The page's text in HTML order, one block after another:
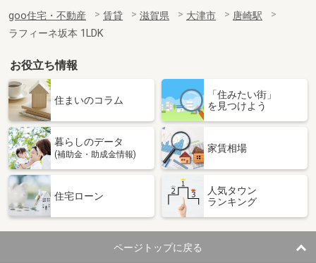
goo住宅・不動産 賃貸 滋賀県 大津市
唐崎駅
ラフィーネ坂本 1LDK
お役立ち情報
住まいのコラム
「住みたい街」
を見つけよう
暮らしのデータ
(補助金・助成金情報)
家賃相場
住宅ローン
人気タウン
ランキング
ページトップに戻る